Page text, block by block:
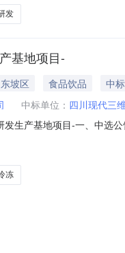
发
基地项目-
坡区 食品饮品
中
中标单位： 四川现代三
发生产基地项目-一、中
公告发布起三日内与项
冻